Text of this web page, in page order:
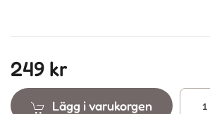
249 kr
Lägg i varukorgen